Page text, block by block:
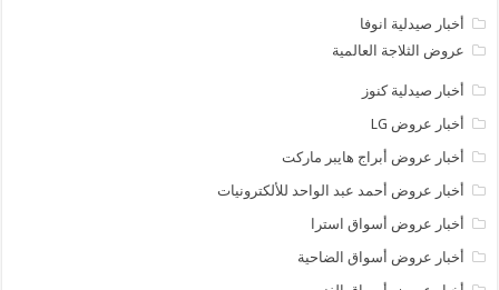
أخبار صيدلية انوفا
عروض الثلاجة العالمية
أخبار صيدلية كنوز
أخبار عروض LG
أخبار عروض أبراج هايبر ماركت
أخبار عروض أحمد عبد الواحد للألكترونيات
أخبار عروض أسواق استرا
أخبار عروض أسواق الضاحية